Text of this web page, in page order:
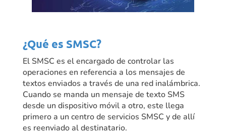
¿Qué es SMSC?
El SMSC es el encargado de controlar las
operaciones en referencia a los mensajes de
textos enviados a través de una red inalámbrica.
Cuando se manda un mensaje de texto SMS
desde un dispositivo móvil a otro, este llega
primero a un centro de servicios SMSC y de allí
es reenviado al destinatario.